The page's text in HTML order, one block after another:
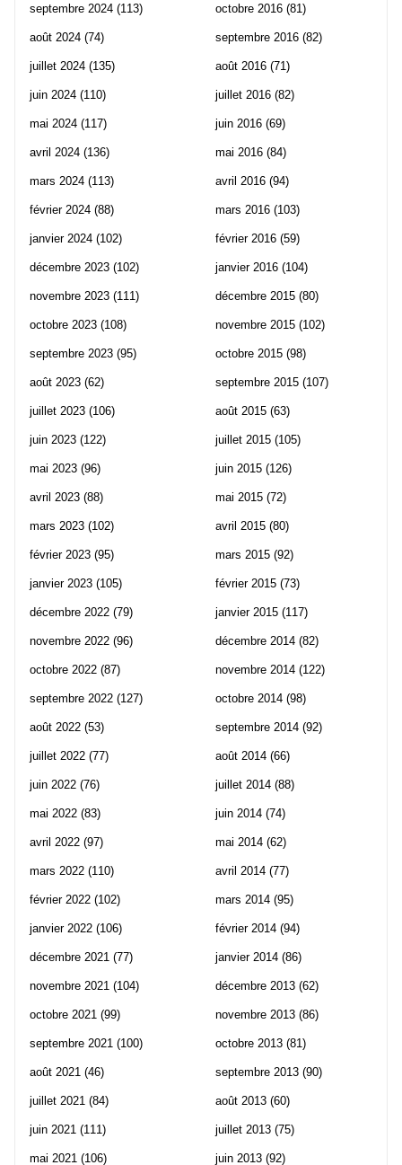
septembre 2024 (113)
août 2024 (74)
juillet 2024 (135)
juin 2024 (110)
mai 2024 (117)
avril 2024 (136)
mars 2024 (113)
février 2024 (88)
janvier 2024 (102)
décembre 2023 (102)
novembre 2023 (111)
octobre 2023 (108)
septembre 2023 (95)
août 2023 (62)
juillet 2023 (106)
juin 2023 (122)
mai 2023 (96)
avril 2023 (88)
mars 2023 (102)
février 2023 (95)
janvier 2023 (105)
décembre 2022 (79)
novembre 2022 (96)
octobre 2022 (87)
septembre 2022 (127)
août 2022 (53)
juillet 2022 (77)
juin 2022 (76)
mai 2022 (83)
avril 2022 (97)
mars 2022 (110)
février 2022 (102)
janvier 2022 (106)
décembre 2021 (77)
novembre 2021 (104)
octobre 2021 (99)
septembre 2021 (100)
août 2021 (46)
juillet 2021 (84)
juin 2021 (111)
mai 2021 (106)
octobre 2016 (81)
septembre 2016 (82)
août 2016 (71)
juillet 2016 (82)
juin 2016 (69)
mai 2016 (84)
avril 2016 (94)
mars 2016 (103)
février 2016 (59)
janvier 2016 (104)
décembre 2015 (80)
novembre 2015 (102)
octobre 2015 (98)
septembre 2015 (107)
août 2015 (63)
juillet 2015 (105)
juin 2015 (126)
mai 2015 (72)
avril 2015 (80)
mars 2015 (92)
février 2015 (73)
janvier 2015 (117)
décembre 2014 (82)
novembre 2014 (122)
octobre 2014 (98)
septembre 2014 (92)
août 2014 (66)
juillet 2014 (88)
juin 2014 (74)
mai 2014 (62)
avril 2014 (77)
mars 2014 (95)
février 2014 (94)
janvier 2014 (86)
décembre 2013 (62)
novembre 2013 (86)
octobre 2013 (81)
septembre 2013 (90)
août 2013 (60)
juillet 2013 (75)
juin 2013 (92)